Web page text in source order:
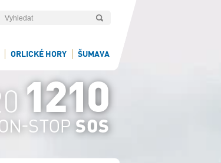
ORLICKÉ HORY ŠUMAVA